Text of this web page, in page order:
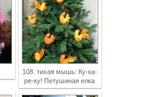
108. тихая мышь: Ку-ка-
ре-ку! Петушиная елка